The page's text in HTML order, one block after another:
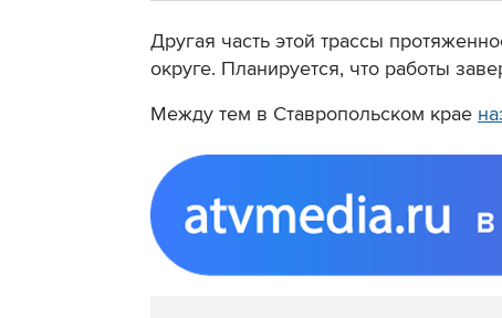
Другая часть этой трассы
округе. Планируется, что работы
Между тем в Ставропольском крае н